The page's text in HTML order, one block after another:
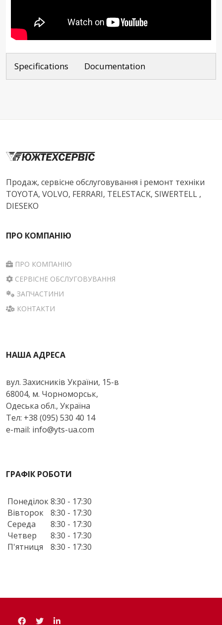
Specifications Documentation
Продаж, сервісне обслуговування і ремонт техніки
TOYOTA, VOLVO, FERRARI, TELESTACK, SIWERTELL ,
DIESEKO
ПРО КОМПАНІЮ
ПРО КОМПАНІЮ
СЕРВІСНЕ ОБСЛУГОВУВАННЯ
ЗАПЧАСТИНИ
КОНТАКТИ
НАША АДРЕСА
вул. Захисників України, 15-в
68004, м. Чорноморськ,
Одеська обл., Україна
Тел: +38 (095) 530 40 14
e-mail: info@yts-ua.com
ГРАФІК РОБОТИ
Понеділок8:30 - 17:30
Вівторок
8:30 - 17:30
Середа
8:30 - 17:30
Четвер
8:30 - 17:30
П'ятниця
8:30 - 17:30